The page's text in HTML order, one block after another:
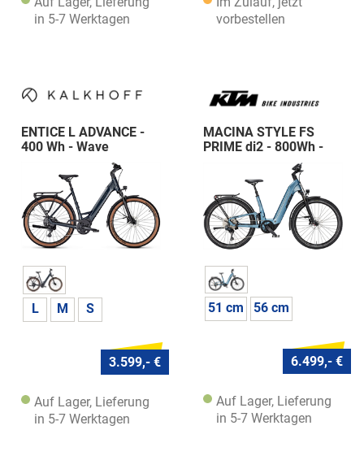
in 5-7 Werktagen
vorbestellen
ENTICE L ADVANCE -
400 Wh - Wave
L M S
3.599,- €
Auf Lager, Lieferung
in 5-7 Werktagen
MACINA STYLE FS
PRIME di2 - 800Wh -
51 cm 56 cm
6.499,- €
Auf Lager, Lieferung
in 5-7 Werktagen